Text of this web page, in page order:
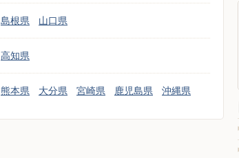
島根県 山口県
高知県
熊本県 大分県 宮崎県 鹿児島県 沖縄県